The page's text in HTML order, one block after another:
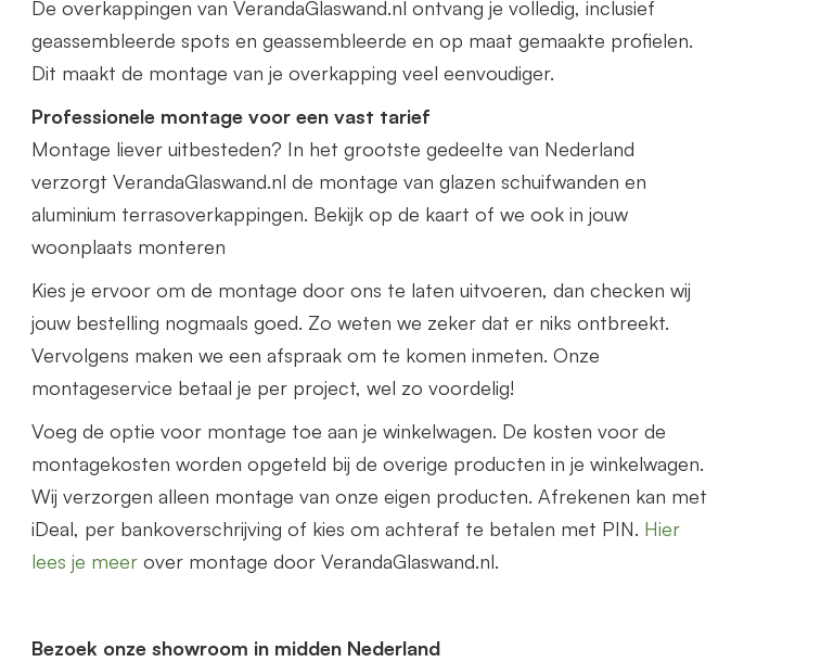
De overkappingen van VerandaGlaswand.nl ontvang je volledig, inclusief
geassembleerde spots en geassembleerde en op maat gemaakte profielen.
Dit maakt de montage van je overkapping veel eenvoudiger.
Professionele montage voor een vast tarief
Montage liever uitbesteden? In het grootste gedeelte van Nederland
verzorgt VerandaGlaswand.nl de montage van glazen schuifwanden en
aluminium terrasoverkappingen. Bekijk op de kaart of we ook in jouw
woonplaats monteren
Kies je ervoor om de montage door ons te laten uitvoeren, dan checken wij
jouw bestelling nogmaals goed. Zo weten we zeker dat er niks ontbreekt.
Vervolgens maken we een afspraak om te komen inmeten. Onze
montageservice betaal je per project, wel zo voordelig!
Voeg de optie voor montage toe aan je winkelwagen. De kosten voor de
montagekosten worden opgeteld bij de overige producten in je winkelwagen.
Wij verzorgen alleen montage van onze eigen producten. Afrekenen kan met
iDeal, per bankoverschrijving of kies om achteraf te betalen met PIN. Hier
lees je meer over montage door VerandaGlaswand.nl.
Bezoek onze showroom in midden Nederland